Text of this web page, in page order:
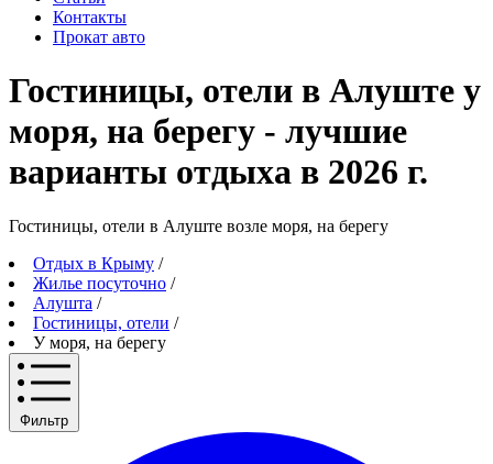
Контакты
Прокат авто
Гостиницы, отели в Алуште у
моря, на берегу - лучшие
варианты отдыха в 2026 г.
Гостиницы, отели в Алуште возле моря, на берегу
Отдых в Крыму /
Жилье посуточно /
Алушта /
Гостиницы, отели /
У моря, на берегу
Фильтр